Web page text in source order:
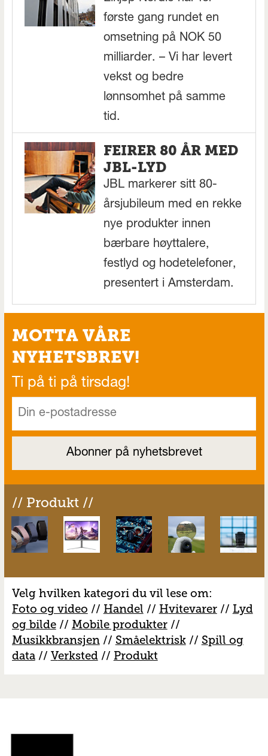
første gang rundet en
omsetning på NOK 50
milliarder. – Vi har levert
vekst og bedre
lønnsomhet på samme
tid.
FEIRER 80 ÅR MED
JBL-LYD
JBL markerer sitt 80-
årsjubileum med en rekke
nye produkter innen
bærbare høyttalere,
festlyd og hodetelefoner,
presentert i Amsterdam.
MOTTA VÅRE
NYHETSBREV!
Ti på ti på tirsdag!
// Produkt //
Velg hvilken kategori du vil lese om:
Foto og video // Handel // Hvitevarer// Lyd
og bilde// Mobile produkter//
Musikkbransjen// Småelektrisk// Spill og
data// Verksted// Produkt